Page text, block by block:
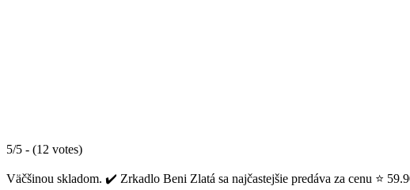
5/5 - (12 votes)
Väčšinou skladom. ✔️ Zrkadlo Beni Zlatá sa najčastejšie predáva za cenu ⭐